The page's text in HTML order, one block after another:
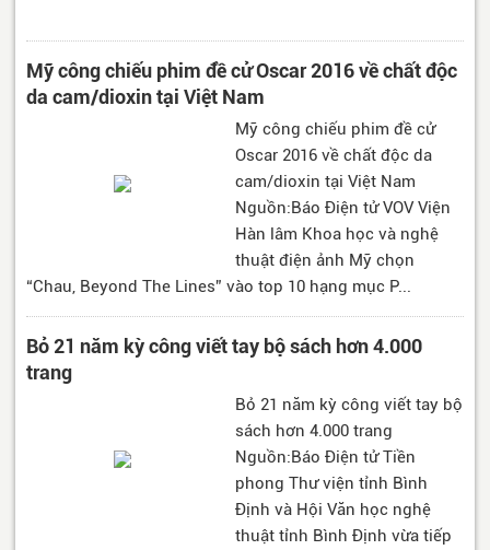
Mỹ công chiếu phim đề cử Oscar 2016 về chất độc
da cam/dioxin tại Việt Nam
Mỹ công chiếu phim đề cử
Oscar 2016 về chất độc da
cam/dioxin tại Việt Nam
Nguồn:Báo Điện tử VOV Viện
Hàn lâm Khoa học và nghệ
thuật điện ảnh Mỹ chọn
“Chau, Beyond The Lines” vào top 10 hạng mục P...
Bỏ 21 năm kỳ công viết tay bộ sách hơn 4.000
trang
Bỏ 21 năm kỳ công viết tay bộ
sách hơn 4.000 trang
Nguồn:Báo Điện tử Tiền
phong Thư viện tỉnh Bình
Định và Hội Văn học nghệ
thuật tỉnh Bình Định vừa tiếp